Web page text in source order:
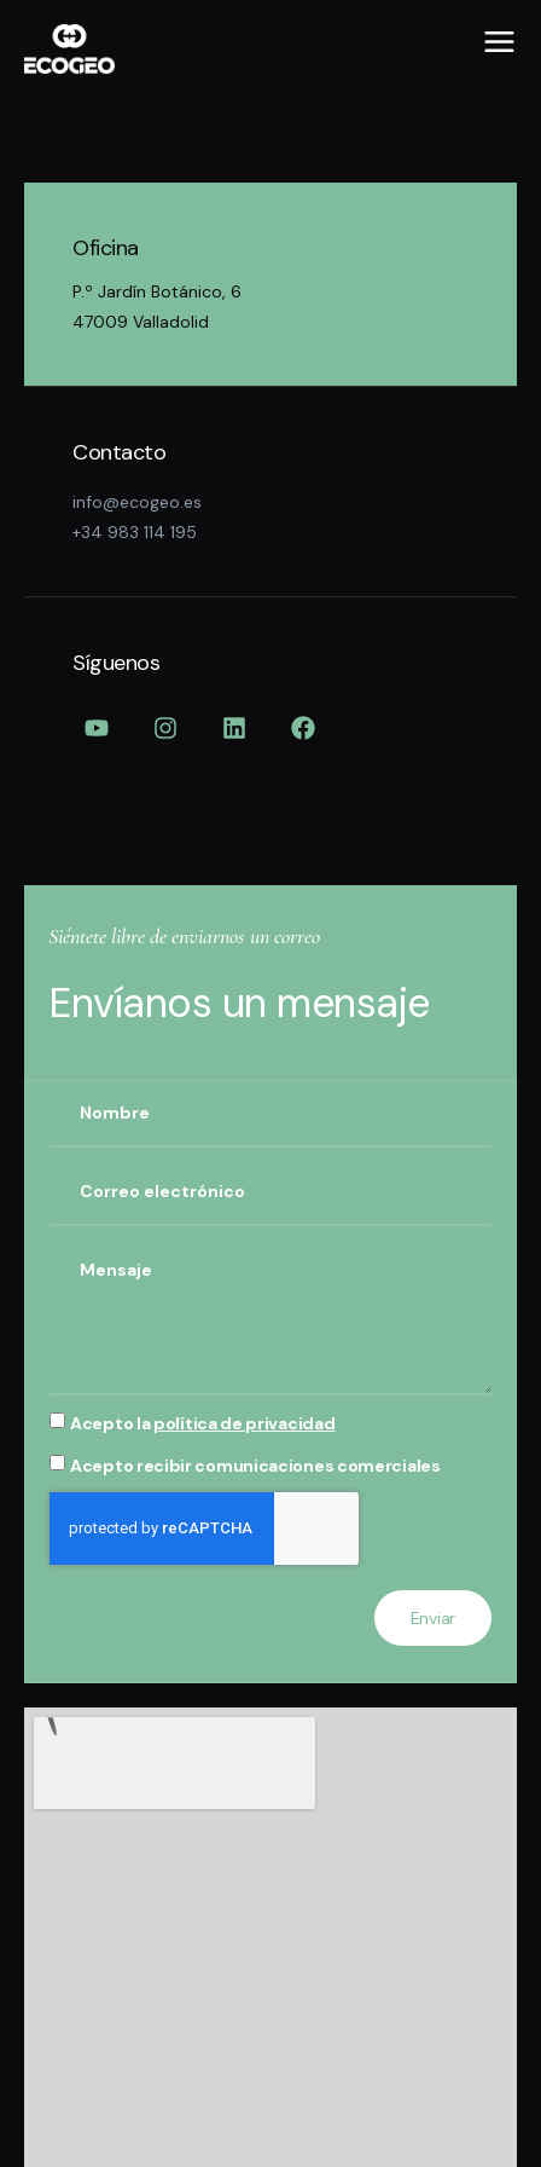
Oficina
P.º Jardín Botánico, 6
47009 Valladolid
Contacto
info@ecogeo.es
+34 983 114 195
Síguenos
Siéntete libre de enviarnos un correo
Envíanos un mensaje
Acepto lapolítica de privacidad
Acepto recibir comunicaciones comerciales
Enviar